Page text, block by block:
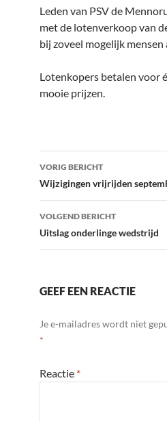
Leden van PSV de
met de lotenverkoop van
bij zoveel mogelijk
Lotenkopers betalen voor
mooie prijzen.
Bericht
navigatie
VORIG BERICHT
Wijzigingen vrijrijden
VOLGEND BERICHT
Uitslag onderlinge wedstrijd
GEEF EEN REACTIE
Je e-mailadres wordt niet
*
Reactie *